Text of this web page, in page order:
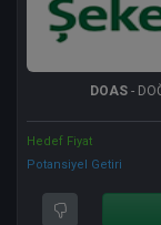
DOAS -
Hedef Fiyat
Potansiyel Getiri